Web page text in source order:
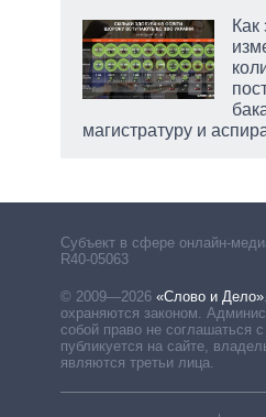
Как
магистратуру и
Субъект в сфере онлайн-
R40-05063
© 2009—2026 «Слово и Дело».
охраняются законом.
собой право не соглашаться
публикуется на сайте,
являются третьи лица.